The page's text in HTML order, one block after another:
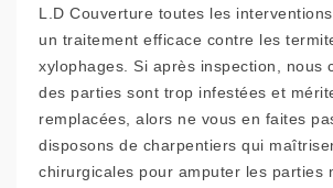
L.D Couverture toutes les
un traitement efficace contre les
xylophages. Si après inspection, nous
des parties sont trop infestées et
remplacées, alors ne vous en faites
disposons de charpentiers qui
chirurgicales pour amputer les parties